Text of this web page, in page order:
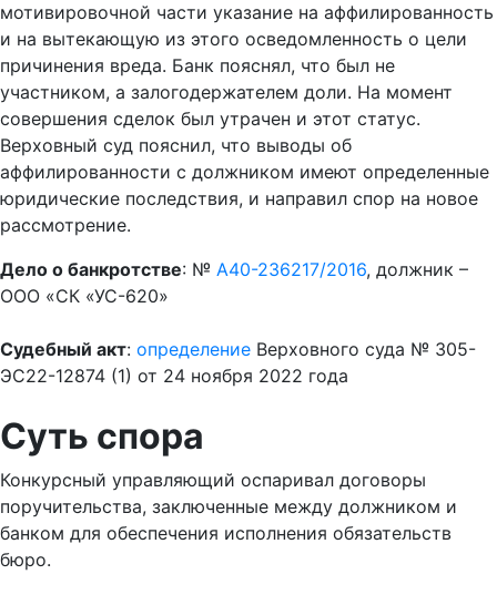
мотивировочной части указание на аффилированность
и на вытекающую из этого осведомленность о цели
причинения вреда. Банк пояснял, что был не
участником, а залогодержателем доли. На момент
совершения сделок был утрачен и этот статус.
Верховный суд пояснил, что выводы об
аффилированности с должником имеют определенные
юридические последствия, и направил спор на новое
рассмотрение.
Дело о банкротстве: № А40-236217/2016, должник –
ООО «СК «УС-620»
Судебный акт: определение Верховного суда № 305-
ЭС22-12874 (1) от 24 ноября 2022 года
Суть спора
Конкурсный управляющий оспаривал договоры
поручительства, заключенные между должником и
банком для обеспечения исполнения обязательств
бюро.